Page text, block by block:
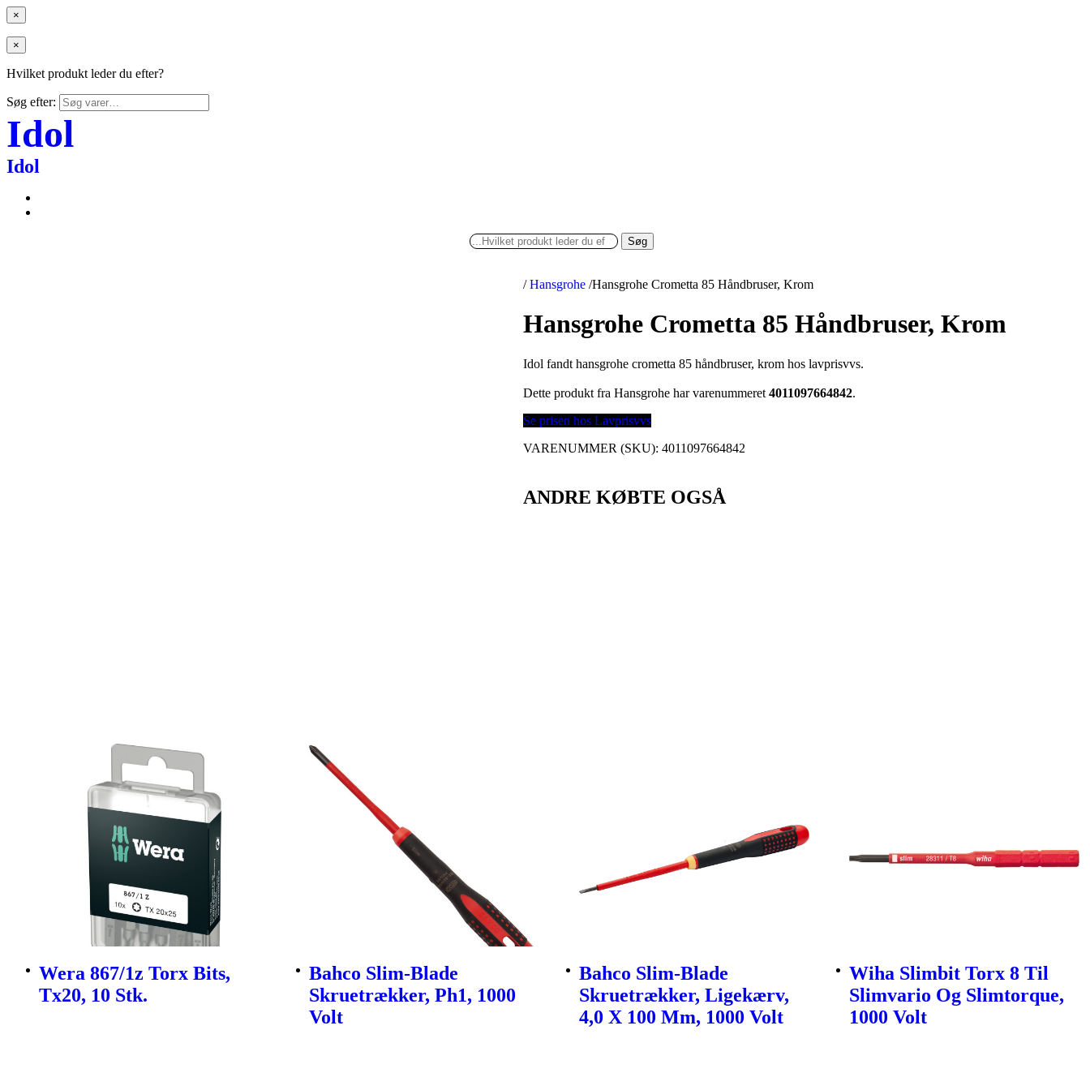
×
×
Hvilket produkt leder du efter?
Søg efter:
Idol
Idol
Søg
/ Hansgrohe /Hansgrohe Crometta 85 Håndbruser, Krom
Hansgrohe Crometta 85 Håndbruser, Krom
Idol fandt hansgrohe crometta 85 håndbruser, krom hos lavprisvvs.
Dette produkt fra Hansgrohe har varenummeret4011097664842.
Se prisen hos Lavprisvvs
VARENUMMER (SKU):4011097664842
ANDRE KØBTE OGSÅ
Wera 867/1z Torx Bits,
Tx20, 10 Stk.
Bahco Slim-Blade
Skruetrækker, Ph1, 1000
Volt
Bahco Slim-Blade
Skruetrækker, Ligekærv,
4,0 X 100 Mm, 1000 Volt
Wiha Slimbit Torx 8 Til
Slimvario Og Slimtorque,
1000 Volt